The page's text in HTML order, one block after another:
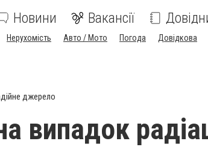
Новини Вакансії
Нерухомість Авто / Мото Погода Довідкова
джерело
випадок